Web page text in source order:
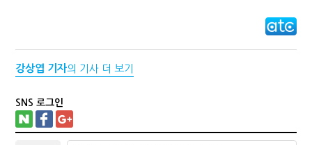
강상엽 기자의 기사 더 보기
SNS 로그인